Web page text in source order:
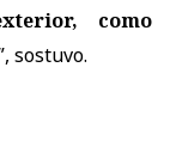
como
sostuvo.